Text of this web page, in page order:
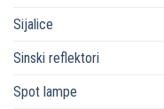
Sijalice
Sinski reflektori
Spot lampe